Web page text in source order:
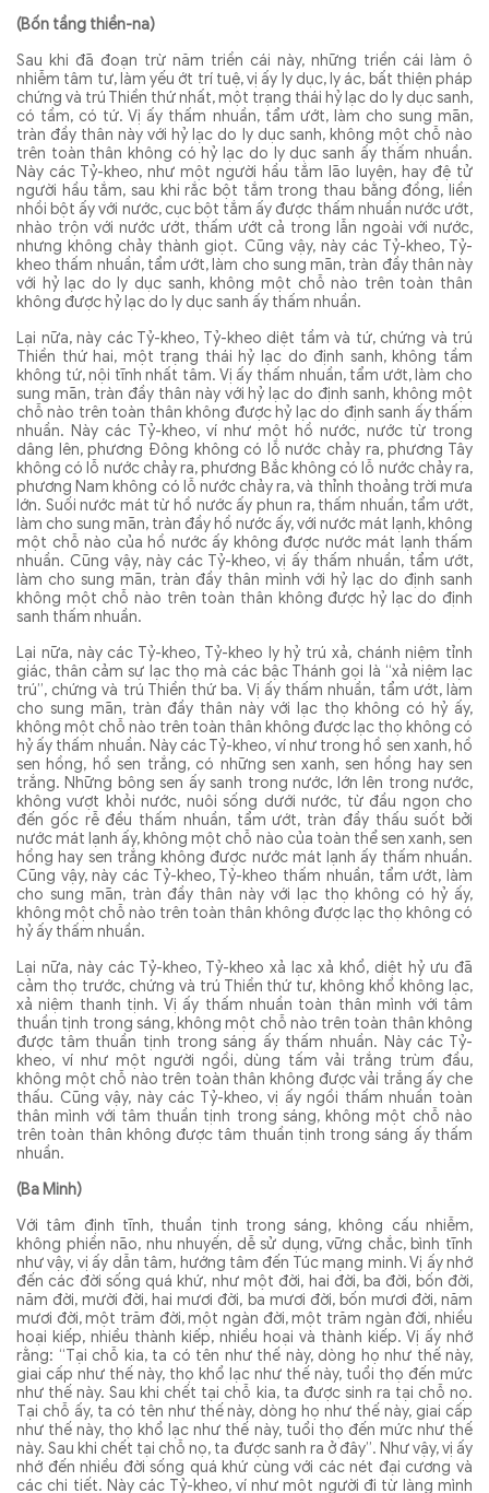
(Bốn tầng thiền-na)
Sau khi đã đoạn trừ năm triền cái này, những triền cái làm ô
nhiễm tâm tư, làm yếu ớt trí tuệ, vị ấy ly dục, ly ác, bất thiện pháp
chứng và trú Thiền thứ nhất, một trạng thái hỷ lạc do ly dục sanh,
có tầm, có tứ. Vị ấy thấm nhuần, tẩm ướt, làm cho sung mãn,
tràn đầy thân này với hỷ lạc do ly dục sanh, không một chỗ nào
trên toàn thân không có hỷ lạc do ly dục sanh ấy thấm nhuần.
Này các Tỷ-kheo, như một người hầu tắm lão luyện, hay đệ tử
người hầu tắm, sau khi rắc bột tắm trong thau bằng đồng, liền
nhồi bột ấy với nước, cục bột tắm ấy được thấm nhuần nước ướt,
nhào trộn với nước ướt, thấm ướt cả trong lẫn ngoài với nước,
nhưng không chảy thành giọt. Cũng vậy, này các Tỷ-kheo, Tỷ-
kheo thấm nhuần, tẩm ướt, làm cho sung mãn, tràn đầy thân này
với hỷ lạc do ly dục sanh, không một chỗ nào trên toàn thân
không được hỷ lạc do ly dục sanh ấy thấm nhuần.
Lại nữa, này các Tỷ-kheo, Tỷ-kheo diệt tầm và tứ, chứng và trú
Thiền thứ hai, một trạng thái hỷ lạc do định sanh, không tầm
không tứ, nội tĩnh nhất tâm. Vị ấy thấm nhuần, tẩm ướt, làm cho
sung mãn, tràn đầy thân này với hỷ lạc do định sanh, không một
chỗ nào trên toàn thân không được hỷ lạc do định sanh ấy thấm
nhuần. Này các Tỷ-kheo, ví như một hồ nước, nước từ trong
dâng lên, phương Ðông không có lỗ nước chảy ra, phương Tây
không có lỗ nước chảy ra, phương Bắc không có lỗ nước chảy ra,
phương Nam không có lỗ nước chảy ra, và thỉnh thoảng trời mưa
lớn. Suối nước mát từ hồ nước ấy phun ra, thấm nhuần, tẩm ướt,
làm cho sung mãn, tràn đầy hồ nước ấy, với nước mát lạnh, không
một chỗ nào của hồ nước ấy không được nước mát lạnh thấm
nhuần. Cũng vậy, này các Tỷ-kheo, vị ấy thấm nhuần, tẩm ướt,
làm cho sung mãn, tràn đầy thân mình với hỷ lạc do định sanh
không một chỗ nào trên toàn thân không được hỷ lạc do định
sanh thấm nhuần.
Lại nữa, này các Tỷ-kheo, Tỷ-kheo ly hỷ trú xả, chánh niệm tỉnh
giác, thân cảm sự lạc thọ mà các bậc Thánh gọi là “xả niệm lạc
trú”, chứng và trú Thiền thứ ba. Vị ấy thấm nhuần, tẩm ướt, làm
cho sung mãn, tràn đầy thân này với lạc thọ không có hỷ ấy,
không một chỗ nào trên toàn thân không được lạc thọ không có
hỷ ấy thấm nhuần. Này các Tỷ-kheo, ví như trong hồ sen xanh, hồ
sen hồng, hồ sen trắng, có những sen xanh, sen hồng hay sen
trắng. Những bông sen ấy sanh trong nước, lớn lên trong nước,
không vượt khỏi nước, nuôi sống dưới nước, từ đầu ngọn cho
đến gốc rễ đều thấm nhuần, tẩm ướt, tràn đầy thấu suốt bởi
nước mát lạnh ấy, không một chỗ nào của toàn thể sen xanh, sen
hồng hay sen trắng không được nước mát lạnh ấy thấm nhuần.
Cũng vậy, này các Tỷ-kheo, Tỷ-kheo thấm nhuần, tẩm ướt, làm
cho sung mãn, tràn đầy thân này với lạc thọ không có hỷ ấy,
không một chỗ nào trên toàn thân không được lạc thọ không có
hỷ ấy thấm nhuần.
Lại nữa, này các Tỷ-kheo, Tỷ-kheo xả lạc xả khổ, diệt hỷ ưu đã
cảm thọ trước, chứng và trú Thiền thứ tư, không khổ không lạc,
xả niệm thanh tịnh. Vị ấy thấm nhuần toàn thân mình với tâm
thuần tịnh trong sáng, không một chỗ nào trên toàn thân không
được tâm thuần tịnh trong sáng ấy thấm nhuần. Này các Tỷ-
kheo, ví như một người ngồi, dùng tấm vải trắng trùm đầu,
không một chỗ nào trên toàn thân không được vải trắng ấy che
thấu. Cũng vậy, này các Tỷ-kheo, vị ấy ngồi thấm nhuần toàn
thân mình với tâm thuần tịnh trong sáng, không một chỗ nào
trên toàn thân không được tâm thuần tịnh trong sáng ấy thấm
nhuần.
(Ba Minh)
Với tâm định tĩnh, thuần tịnh trong sáng, không cấu nhiễm,
không phiền não, nhu nhuyến, dễ sử dụng, vững chắc, bình tĩnh
như vậy, vị ấy dẫn tâm, hướng tâm đến Túc mạng minh. Vị ấy nhớ
đến các đời sống quá khứ, như một đời, hai đời, ba đời, bốn đời,
năm đời, mười đời, hai mươi đời, ba mươi đời, bốn mươi đời, năm
mươi đời, một trăm đời, một ngàn đời, một trăm ngàn đời, nhiều
hoại kiếp, nhiều thành kiếp, nhiều hoại và thành kiếp. Vị ấy nhớ
rằng: “Tại chỗ kia, ta có tên như thế này, dòng họ như thế này,
giai cấp như thế này, thọ khổ lạc như thế này, tuổi thọ đến mức
như thế này. Sau khi chết tại chỗ kia, ta được sinh ra tại chỗ nọ.
Tại chỗ ấy, ta có tên như thế này, dòng họ như thế này, giai cấp
như thế này, thọ khổ lạc như thế này, tuổi thọ đến mức như thế
này. Sau khi chết tại chỗ nọ, ta được sanh ra ở đây”. Như vậy, vị ấy
nhớ đến nhiều đời sống quá khứ cùng với các nét đại cương và
các chi tiết. Này các Tỷ-kheo, ví như một người đi từ làng mình